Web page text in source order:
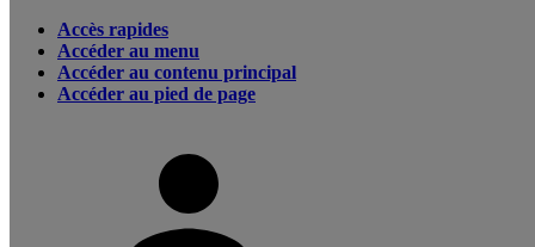
Accès rapides
Accéder au menu
Accéder au contenu principal
Accéder au pied de page